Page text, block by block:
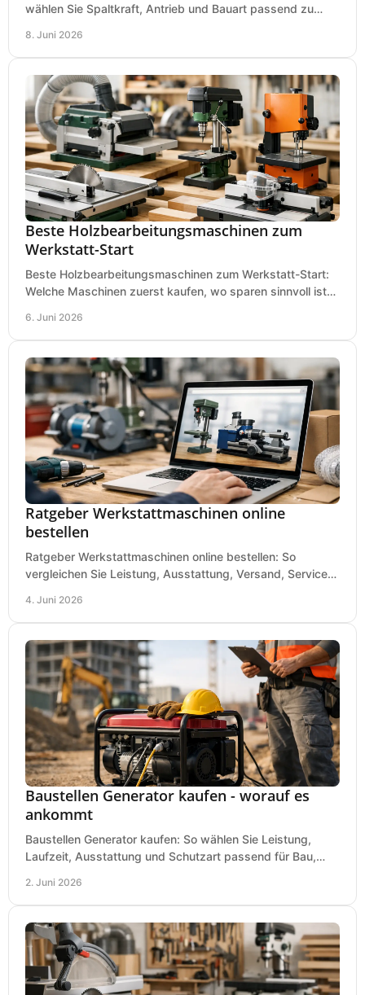
wählen Sie Spaltkraft, Antrieb und Bauart passend zu
8. Juni 2026
Beste Holzbearbeitungsmaschinen zum
Werkstatt-Start
Beste Holzbearbeitungsmaschinen zum Werkstatt-Start:
Welche Maschinen zuerst kaufen, wo sparen sinnvoll ist
6. Juni 2026
Ratgeber Werkstattmaschinen online
bestellen
Ratgeber Werkstattmaschinen online bestellen: So
vergleichen Sie Leistung, Ausstattung, Versand, Service
4. Juni 2026
Baustellen Generator kaufen - worauf es
ankommt
Baustellen Generator kaufen: So wählen Sie Leistung,
Laufzeit, Ausstattung und Schutzart passend für Bau,
2. Juni 2026